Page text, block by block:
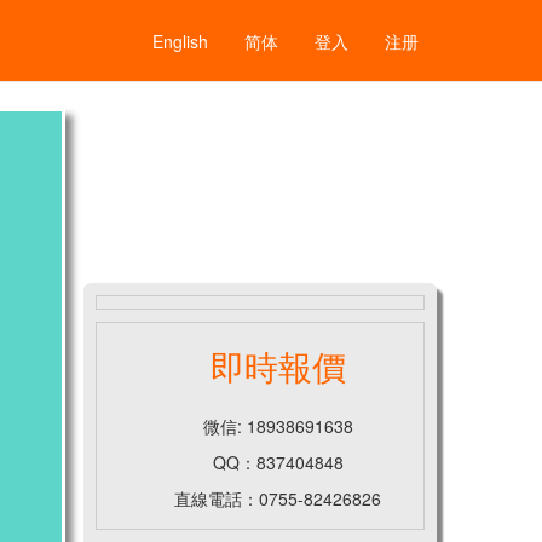
English 简体 登入 注册
即時報價
微信: 18938691638
QQ：837404848
直線電話：0755-82426826